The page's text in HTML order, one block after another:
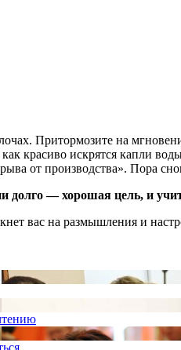
Притормозите на
красиво искрятся капли
от производства». Пора
— хорошая цель, и
вас на размышления и